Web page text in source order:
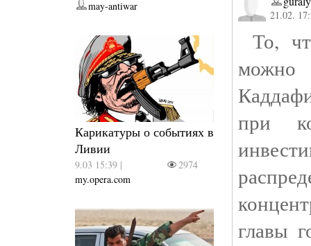
may-antiwar
Карикатуры о событиях в
Ливии
9.03 15:39 |
2974
my.opera.com
21.02.
То,
можно
при
главы